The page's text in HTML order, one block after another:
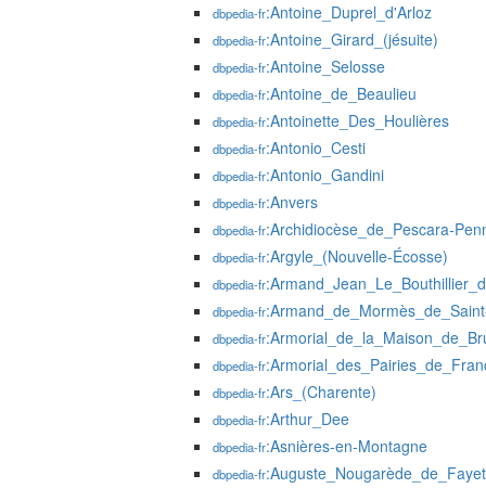
dbpedia-fr:Antoine_Duprel_d'Arloz
dbpedia-fr:Antoine_Girard_(jésuite)
dbpedia-fr:Antoine_Selosse
dbpedia-fr:Antoine_de_Beaulieu
dbpedia-fr:Antoinette_Des_Houlières
dbpedia-fr:Antonio_Cesti
dbpedia-fr:Antonio_Gandini
dbpedia-fr:Anvers
dbpedia-fr:Archidiocèse_de_Pescara-
dbpedia-fr:Argyle_(Nouvelle-Écosse)
dbpedia-fr
dbpedia-fr
dbpedia-fr
dbpedia-fr
dbpedia-fr:Ars_(Charente)
dbpedia-fr:Arthur_Dee
dbpedia-fr:Asnières-en-Montagne
dbpedia-fr:Auguste_Nougarède_de_Fayet